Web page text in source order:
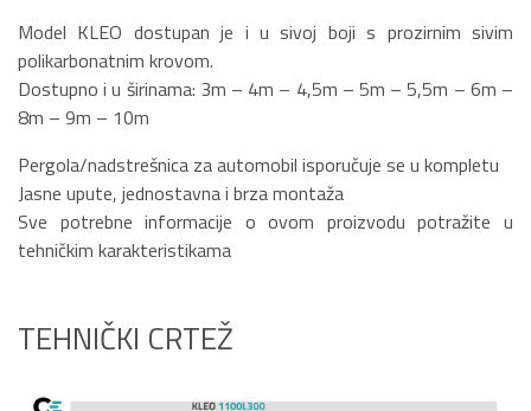
Model KLEO dostupan je i u sivoj boji s prozirnim sivim
polikarbonatnim krovom.
Dostupno i u širinama: 3m – 4m – 4,5m – 5m – 5,5m – 6m –
8m – 9m – 10m
Pergola/nadstrešnica za automobil isporučuje se u kompletu
Jasne upute, jednostavna i brza montaža
Sve potrebne informacije o ovom proizvodu potražite u
tehničkim karakteristikama
TEHNIČKI CRTEŽ